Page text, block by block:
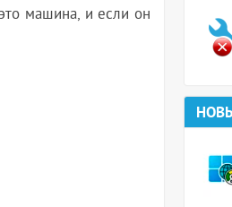
машина, и если он